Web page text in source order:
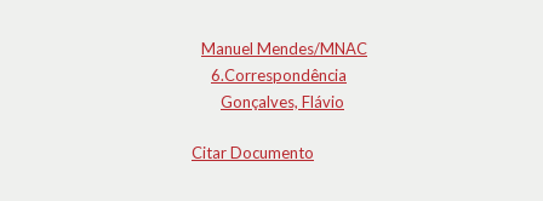
Manuel Mendes/MNAC
6.Correspondência
Gonçalves, Flávio
Citar Documento